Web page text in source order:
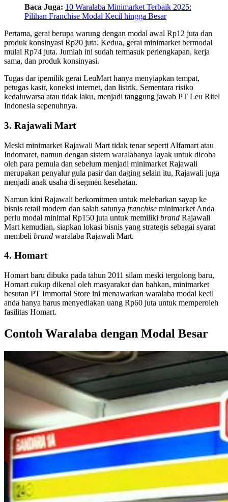
Baca Juga: 10 Waralaba Minimarket Terbaik 2025:
Pilihan Franchise Modal Kecil hingga Besar
Pertama, gerai berupa warung dengan modal awal Rp12 juta dan
produk konsinyasi Rp20 juta. Kedua, gerai minimarket bermodal
mulai Rp74 juta. Jumlah ini sudah termasuk perlengkapan, kerja
sama, dan produk konsinyasi.
Tugas dar ipemilik gerai LeuMart hanya menyiapkan tempat,
petugas kasir, koneksi internet, dan listrik. Sementara risiko
kedaluwarsa atau tidak laku, menjadi tanggung jawab PT Leu Ritel
Indonesia sepenuhnya.
3. Rajawali Mart
Meski minimarket Rajawali Mart tidak tenar seperti Alfamart atau
Indomaret, namun dengan sistem waralabanya layak untuk dicoba
oleh para pemula dan sebelum menjadi minimarket Rajawali
merupakan penyalur gula pasir dan daging selain itu, Rajawali juga
menjadi anak usaha di segmen kesehatan.
Namun kini Rajawali berkomitmen untuk melebarkan sayap ke
bisnis retail modern dan salah satunya franchise minimarket Anda
perlu modal minimal Rp150 juta untuk memiliki brand Rajawali
Mart kemudian, siapkan lokasi bisnis yang strategis sebagai syarat
membeli brand waralaba Rajawali Mart.
4. Homart
Homart baru dibuka pada tahun 2011 silam meski tergolong baru,
Homart cukup dikenal oleh masyarakat dan bahkan, minimarket
besutan PT Immortal Store ini menawarkan waralaba modal kecil
anda hanya harus menyediakan uang Rp60 juta untuk memperoleh
fasilitas Homart.
Contoh Waralaba dengan Modal Besar